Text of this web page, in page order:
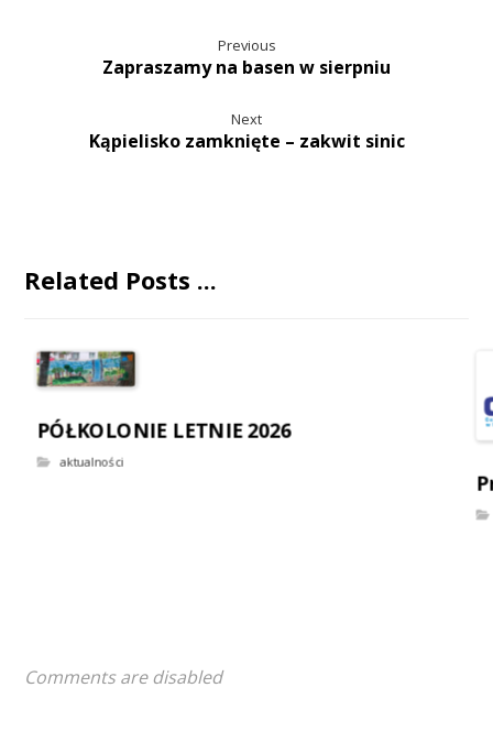
Previous
Zapraszamy na basen w sierpniu
Next
Kąpielisko zamknięte – zakwit sinic
Related Posts ...
PÓŁKOLONIE LETNIE 2026
aktualności
Comments are disabled